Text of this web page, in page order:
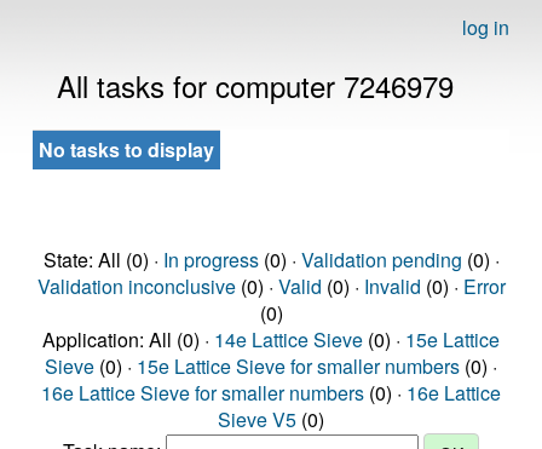
log in
All tasks for computer 7246979
No tasks to display
State: All (0) · In progress(0) · Validation pending (0) ·
Validation inconclusive(0) · Valid (0) · Invalid (0) · Error
(0)
Application: All (0) · 14e Lattice Sieve (0) · 15e Lattice
Sieve (0) · 15e Lattice Sieve for smaller numbers (0) ·
16e Lattice Sieve for smaller numbers (0) · 16e Lattice
Sieve V5 (0)